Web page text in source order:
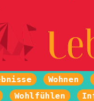
Wohnen
Wohlfühlen